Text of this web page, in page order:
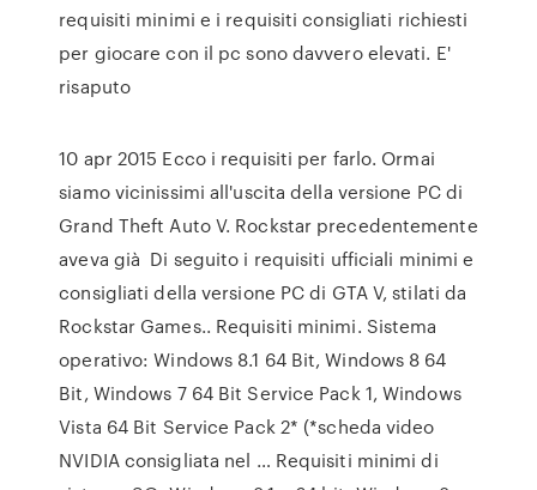
requisiti minimi e i requisiti consigliati richiesti
per giocare con il pc sono davvero elevati. E'
risaputo
10 apr 2015 Ecco i requisiti per farlo. Ormai
siamo vicinissimi all'uscita della versione PC di
Grand Theft Auto V. Rockstar precedentemente
aveva già Di seguito i requisiti ufficiali minimi e
consigliati della versione PC di GTA V, stilati da
Rockstar Games.. Requisiti minimi. Sistema
operativo: Windows 8.1 64 Bit, Windows 8 64
Bit, Windows 7 64 Bit Service Pack 1, Windows
Vista 64 Bit Service Pack 2* (*scheda video
NVIDIA consigliata nel … Requisiti minimi di